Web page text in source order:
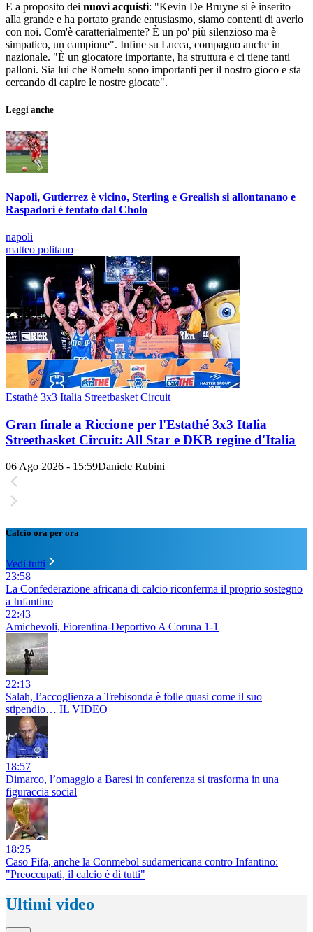
E a proposito dei nuovi acquisti: "Kevin De Bruyne si è inserito
alla grande e ha portato grande entusiasmo, siamo contenti di averlo
con noi. Com'è caratterialmente? È un po' più silenzioso ma è
simpatico, un campione". Infine su Lucca, compagno anche in
nazionale. "È un giocatore importante, ha struttura e ci tiene tanti
palloni. Sia lui che Romelu sono importanti per il nostro gioco e sta
cercando di capire le nostre giocate".
Leggi anche
Napoli, Gutierrez è vicino, Sterling e Grealish si allontanano e
Raspadori è tentato dal Cholo
napoli
matteo politano
Estathé 3x3 Italia Streetbasket Circuit
Gran finale a Riccione per l'Estathé 3x3 Italia
Streetbasket Circuit: All Star e DKB regine d'Italia
06 Ago 2026 - 15:59Daniele Rubini
Calcio ora per ora
Vedi tutti
23:58
La Confederazione africana di calcio riconferma il proprio sostegno
a Infantino
22:43
Amichevoli, Fiorentina-Deportivo A Coruna 1-1
22:13
Salah, l’accoglienza a Trebisonda è folle quasi come il suo
stipendio… IL VIDEO
18:57
Dimarco, l’omaggio a Baresi in conferenza si trasforma in una
figuraccia social
18:25
Caso Fifa, anche la Conmebol sudamericana contro Infantino:
"Preoccupati, il calcio è di tutti"
Ultimi video